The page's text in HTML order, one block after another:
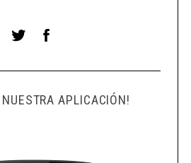
NUESTRA APLICACIÓN!